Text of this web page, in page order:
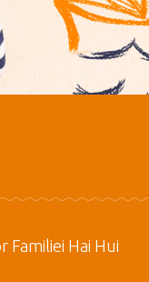
Familiei Hai Hui